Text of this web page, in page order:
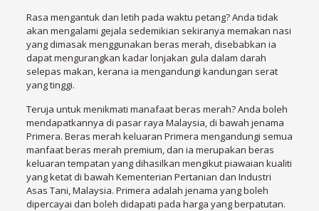
Rasa mengantuk dan letih pada waktu petang? Anda tidak
akan mengalami gejala sedemikian sekiranya memakan nasi
yang dimasak menggunakan beras merah, disebabkan ia
dapat mengurangkan kadar lonjakan gula dalam darah
selepas makan, kerana ia mengandungi kandungan serat
yang tinggi.
Teruja untuk menikmati manafaat beras merah? Anda boleh
mendapatkannya di pasar raya Malaysia, di bawah jenama
Primera. Beras merah keluaran Primera mengandungi semua
manfaat beras merah premium, dan ia merupakan beras
keluaran tempatan yang dihasilkan mengikut piawaian kualiti
yang ketat di bawah Kementerian Pertanian dan Industri
Asas Tani, Malaysia. Primera adalah jenama yang boleh
dipercayai dan boleh didapati pada harga yang berpatutan.